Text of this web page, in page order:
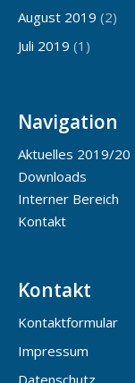
August 2019 (2)
Juli 2019 (1)
Navigation
Aktuelles 2019/20
Downloads
Interner Bereich
Kontakt
Kontakt
Kontaktformular
Impressum
Datenschutz